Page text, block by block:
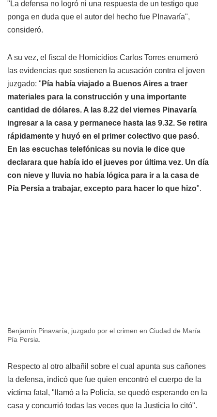
"La defensa no logró ni una respuesta de un testigo que
ponga en duda que el autor del hecho fue PInavaría",
consideró.
A su vez, el fiscal de Homicidios Carlos Torres enumeró
las evidencias que sostienen la acusación contra el joven
juzgado: " Pía había viajado a Buenos Aires a traer
materiales para la construcción y una importante
cantidad de dólares. A las 8.22 del viernes Pinavaría
ingresar a la casa y permanece hasta las 9.32. Se retira
rápidamente y huyó en el primer colectivo que pasó.
En las escuchas telefónicas su novia le dice que
declarara que había ido el jueves por última vez. Un día
con nieve y lluvia no había lógica para ir a la casa de
Pía Persia a trabajar, excepto para hacer lo que hizo".
Benjamín Pinavaría, juzgado por el crimen en Ciudad de María
Pía Persia.
Respecto al otro albañil sobre el cual apunta sus cañones
la defensa, indicó que fue quien encontró el cuerpo de la
víctima fatal, "llamó a la Policía, se quedó esperando en la
casa y concurrió todas las veces que la Justicia lo citó".